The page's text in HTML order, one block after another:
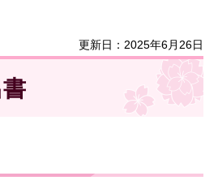
更新日：2025年6月26日